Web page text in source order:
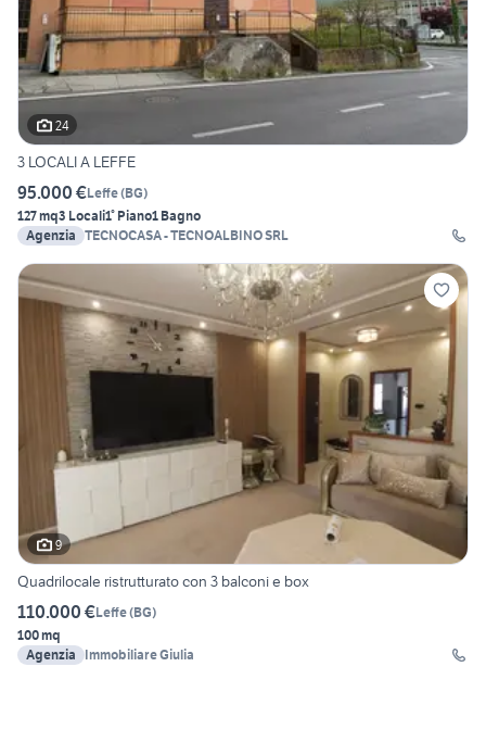
24
3 LOCALI A LEFFE
95.000 €Leffe(BG)
127 mq3 Locali1° Piano1 Bagno
Agenzia TECNOCASA - TECNOALBINO SRL
9
Quadrilocale ristrutturato con 3 balconi e box
110.000 €Leffe(BG)
100 mq
Agenzia
Immobiliare Giulia